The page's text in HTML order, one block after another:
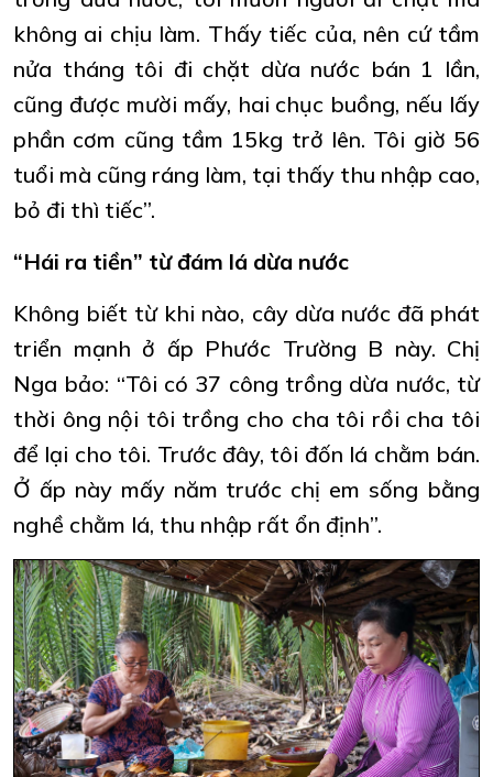
không ai chịu làm. Thấy tiếc của, nên cứ tầm
nửa tháng tôi đi chặt dừa nước bán 1 lần,
cũng được mười mấy, hai chục buồng, nếu lấy
phần cơm cũng tầm 15kg trở lên. Tôi giờ 56
tuổi mà cũng ráng làm, tại thấy thu nhập cao,
bỏ đi thì tiếc”.
“Hái ra tiền” từ đám lá dừa nước
Không biết từ khi nào, cây dừa nước đã phát
triển mạnh ở ấp Phước Trường B này. Chị
Nga bảo: “Tôi có 37 công trồng dừa nước, từ
thời ông nội tôi trồng cho cha tôi rồi cha tôi
để lại cho tôi. Trước đây, tôi đốn lá chằm bán.
Ở ấp này mấy năm trước chị em sống bằng
nghề chằm lá, thu nhập rất ổn định”.